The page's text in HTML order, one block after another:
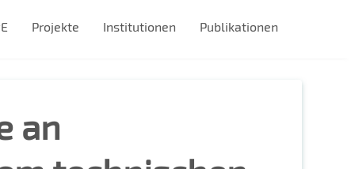
Projekte Institutionen Publikationen
an